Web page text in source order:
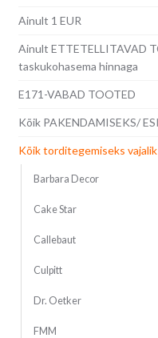
Ainult 1 EUR
Ainult ETTETELLITAVAD
taskukohasema hinnaga
E171-VABAD TOOTED
Kõik PAKENDAMISEKS/
Kõik torditegemiseks
Barbara Decor
Cake Star
Callebaut
Culpitt
Dr. Oetker
FMM